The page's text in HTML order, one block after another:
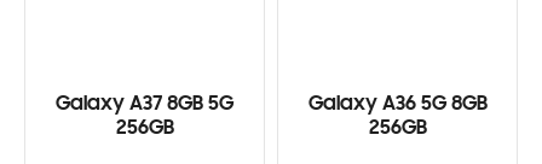
Galaxy A37 8GB 5G
256GB
Galaxy A36 5G 8GB
256GB